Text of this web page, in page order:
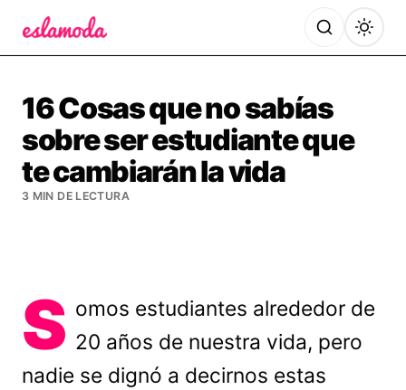
16 Cosas que no sabías
sobre ser estudiante que
te cambiarán la vida
3 MIN DE LECTURA
S omos estudiantes alrededor de
20 años de nuestra vida, pero
nadie se dignó a decirnos estas